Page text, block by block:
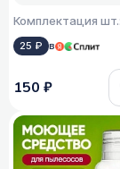
Комплектация шт.:
25 ₽ в
150 ₽